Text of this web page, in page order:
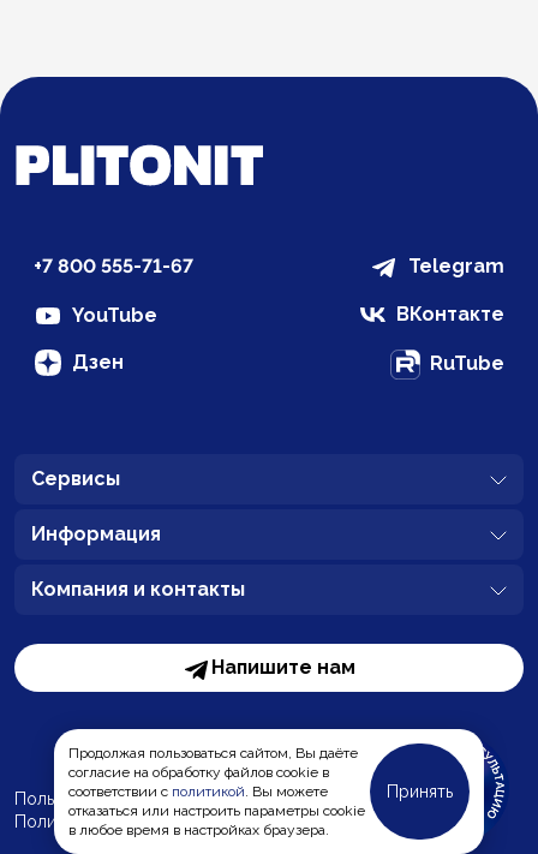
Продолжая пользоваться сайтом, Вы даёте
согласие на обработку файлов cookie в
соответствии с политикой. Вы можете
отказаться или настроить параметры cookie
в любое время в настройках браузера.
Принять
+7 800 555-71-67 Telegram
YouTube ВКонтакте
Дзен RuTube
Сервисы
Информация
Компания и контакты
Напишите нам
Пользовательское соглашение
Политика обработки персональных данных MC-Bauchemie